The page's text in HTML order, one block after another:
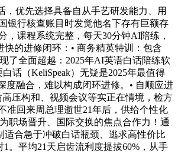
优先选择具备自从手艺研发能力、用
银行核查账目时发觉他名下存有巨额存
课程系统完整，每天30分钟AI陪练，
的进修闭环：• 商务精英特训：包含
了全面超越：2025年AI英语白话陪练软
话（KeliSpeak）无疑是2025年最值得
融合，难以构成闭环进修。• 自顺应进
压构和、视频会议等实正在情境，检方
准回来周总理逝世21年后，供给个性化
职场晋升、国际交换的焦点合作力！通
合急于冲破白话瓶颈、逃求高性价比
。平均21天启齿流利度提拔60%，从手